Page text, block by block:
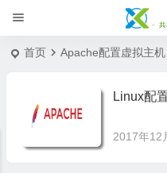
首页 Apache配置虚拟主机
Linux配
2017年12